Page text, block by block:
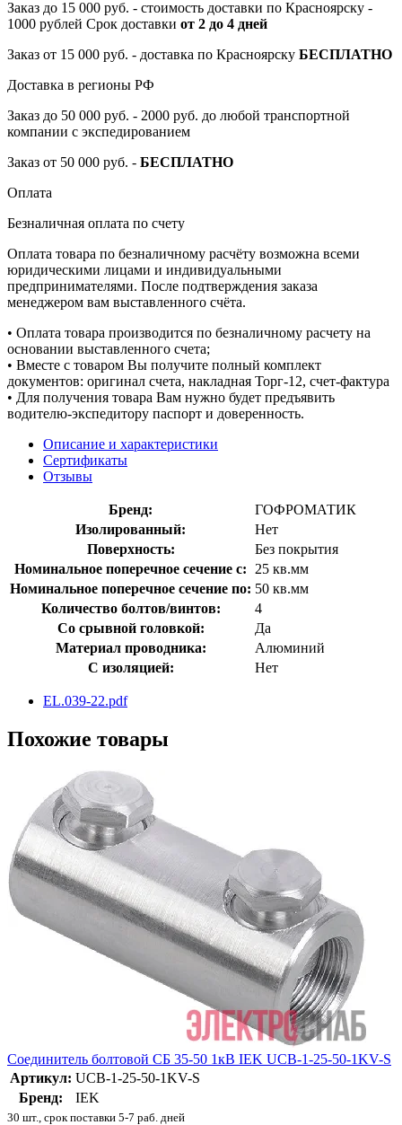
Заказ до 15 000 руб. - стоимость доставки по Красноярску -
1000 рублей Срок доставки от 2 до 4 дней
Заказ от 15 000 руб. - доставка по Красноярску БЕСПЛАТНО
Доставка в регионы РФ
Заказ до 50 000 руб. - 2000 руб. до любой транспортной
компании с экспедированием
Заказ от 50 000 руб. - БЕСПЛАТНО
Оплата
Безналичная оплата по счету
Оплата товара по безналичному расчёту возможна всеми
юридическими лицами и индивидуальными
предпринимателями. После подтверждения заказа
менеджером вам выставленного счёта.
• Оплата товара производится по безналичному расчету на
основании выставленного счета;
• Вместе с товаром Вы получите полный комплект
документов: оригинал счета, накладная Торг-12, счет-фактура
• Для получения товара Вам нужно будет предъявить
водителю-экспедитору паспорт и доверенность.
Описание и характеристики
Сертификаты
Отзывы
Бренд:
ГОФРОМАТИК
Изолированный:
Нет
Поверхность:
Без покрытия
Номинальное поперечное сечение с:
25 кв.мм
Номинальное поперечное сечение по: 50 кв.мм
Количество болтов/винтов:
4
Со срывной головкой:
Да
Материал проводника:
Алюминий
С изоляцией:
Нет
EL.039-22.pdf
Похожие товары
Соединитель болтовой СБ 35-50 1кВ IEK UCB-1-25-50-1KV-S
Артикул: UCB-1-25-50-1KV-S
Бренд:
IEK
30 шт., срок поставки 5-7 раб. дней